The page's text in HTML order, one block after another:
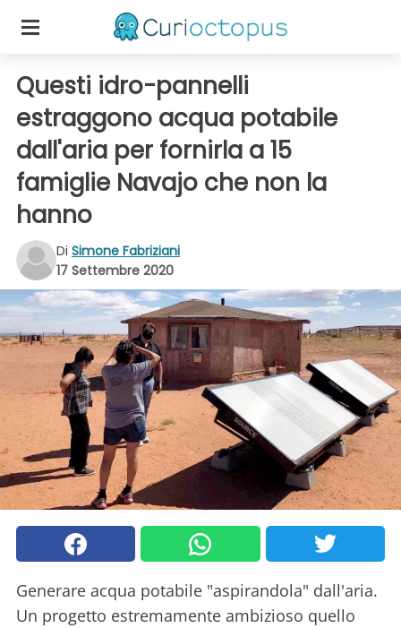
Questi idro-pannelli
estraggono acqua potabile
dall'aria per fornirla a 15
famiglie Navajo che non la
hanno
Di Simone Fabriziani
17 Settembre 2020
Generare acqua potabile "aspirandola" dall'aria.
Un progetto estremamente ambizioso quello